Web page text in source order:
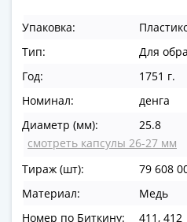
Победы
ВОВ
Победы
Упаковка:
Тип:
Для
Год:
1751 г.
Номинал:
денга
Диаметр (мм):
25.8
смотреть капсулы 26-27 мм
Тираж (шт):
79 608
Материал:
Медь
Номер по Биткину:
411, 412